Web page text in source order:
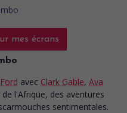
mes écrans
avec Clark Gable, Ava
de l'Afrique, des aventures
sentimentales.